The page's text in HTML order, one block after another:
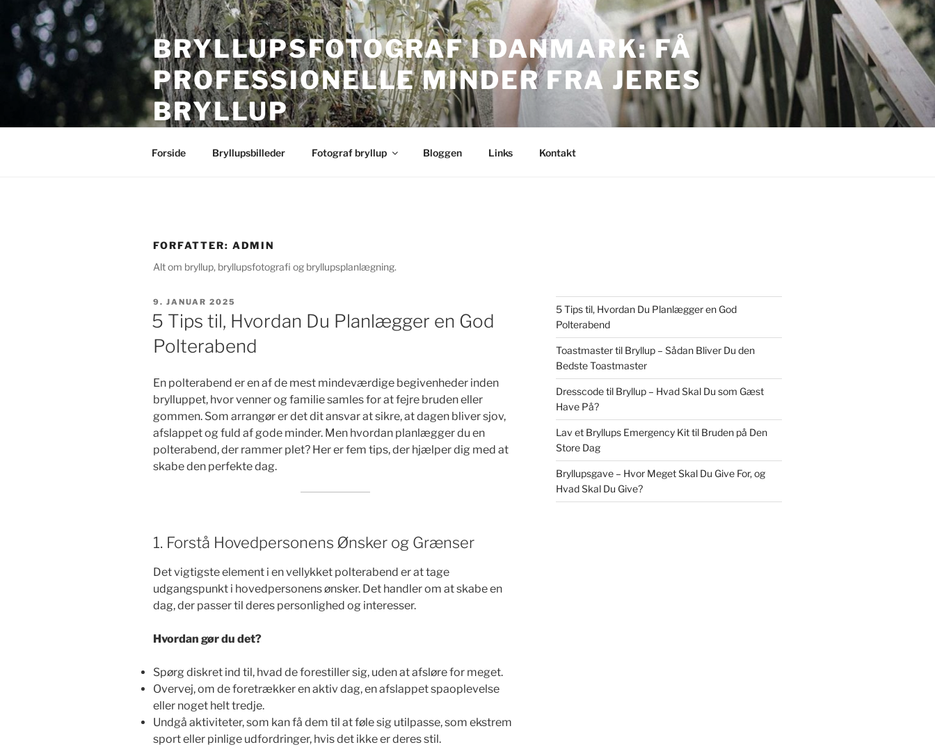
indhold
BRYLLUPSFOTOGRAF I DANMARK: FÅ
PROFESSIONELLE MINDER FRA JERES
BRYLLUP
Forside Bryllupsbilleder Fotograf bryllup Bloggen Links Kontakt
FORFATTER: ADMIN
Alt om bryllup, bryllupsfotografi og bryllupsplanlægning.
UDGIVET
DEN
9. JANUAR 2025
5 Tips til, Hvordan Du Planlægger en God
Polterabend
En polterabend er en af de mest mindeværdige begivenheder inden
brylluppet, hvor venner og familie samles for at fejre bruden eller
gommen. Som arrangør er det dit ansvar at sikre, at dagen bliver sjov,
afslappet og fuld af gode minder. Men hvordan planlægger du en
polterabend, der rammer plet? Her er fem tips, der hjælper dig med at
skabe den perfekte dag.
1. Forstå Hovedpersonens Ønsker og Grænser
Det vigtigste element i en vellykket polterabend er at tage
udgangspunkt i hovedpersonens ønsker. Det handler om at skabe en
dag, der passer til deres personlighed og interesser.
Hvordan gør du det?
Spørg diskret ind til, hvad de forestiller sig, uden at afsløre for meget.
Overvej, om de foretrækker en aktiv dag, en afslappet spaoplevelse
eller noget helt tredje.
Undgå aktiviteter, som kan få dem til at føle sig utilpasse, som ekstrem
sport eller pinlige udfordringer, hvis det ikke er deres stil.
5 Tips til, Hvordan Du Planlægger en God
Polterabend
Toastmaster til Bryllup – Sådan Bliver Du den
Bedste Toastmaster
Dresscode til Bryllup – Hvad Skal Du som Gæst
Have På?
Lav et Bryllups Emergency Kit til Bruden på Den
Store Dag
Bryllupsgave – Hvor Meget Skal Du Give For, og
Hvad Skal Du Give?